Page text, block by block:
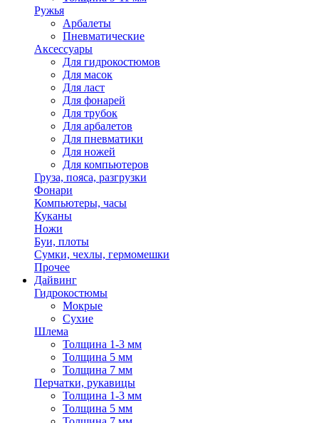
Ружья
Арбалеты
Пневматические
Аксессуары
Для гидрокостюмов
Для масок
Для ласт
Для фонарей
Для трубок
Для арбалетов
Для пневматики
Для ножей
Для компьютеров
Груза, пояса, разгрузки
Фонари
Компьютеры, часы
Куканы
Ножи
Буи, плоты
Сумки, чехлы, гермомешки
Прочее
Дайвинг
Гидрокостюмы
Мокрые
Сухие
Шлема
Толщина 1-3 мм
Толщина 5 мм
Толщина 7 мм
Перчатки, рукавицы
Толщина 1-3 мм
Толщина 5 мм